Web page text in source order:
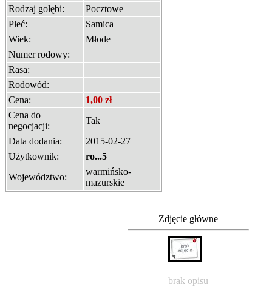
Rodzaj gołębi:
Pocztowe
Płeć:
Samica
Wiek:
Młode
Numer rodowy:
Rasa:
Rodowód:
Cena:
1,00 zł
Cena do
negocjacji:
Tak
Data dodania:
2015-02-27
Użytkownik:
ro...5
Województwo:
warmińsko-
mazurskie
Zdjęcie główne
brak opisu